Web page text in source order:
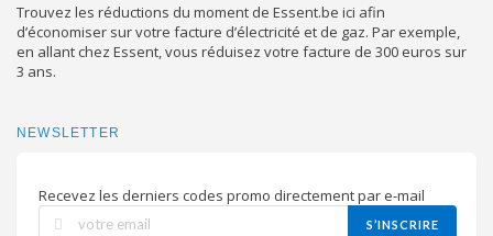
Trouvez les réductions du moment de Essent.be ici afin
d’économiser sur votre facture d’électricité et de gaz. Par exemple,
en allant chez Essent, vous réduisez votre facture de 300 euros sur
3 ans.
NEWSLETTER
Recevez les derniers codes promo directement par e-mail
S’INSCRIRE